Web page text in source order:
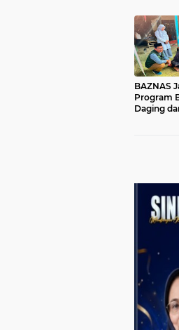
BAZNAS Jabar
Program
Daging